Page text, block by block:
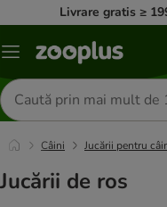
Livrare gratis ≥
Categorii
Căutare
produse
Câini Jucării pentru
Jucării de ros